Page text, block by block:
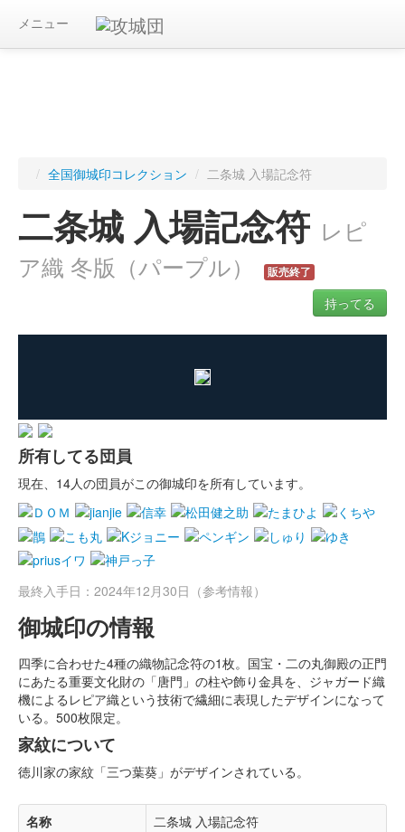
メニュー
/ 全国御城印コレクション / 二条城 入場記念符
二条城 入場記念符 レピ
ア織 冬版（パープル）
販売終了
持ってる
所有してる団員
現在、14人の団員がこの御城印を所有しています。
最終入手日：2024年12月30日（参考情報）
御城印の情報
四季に合わせた4種の織物記念符の1枚。国宝・二の丸御殿の正門
にあたる重要文化財の「唐門」の柱や飾り金具を、ジャガード織
機によるレピア織という技術で繊細に表現したデザインになって
いる。500枚限定。
家紋について
徳川家の家紋「三つ葉葵」がデザインされている。
名称
二条城 入場記念符